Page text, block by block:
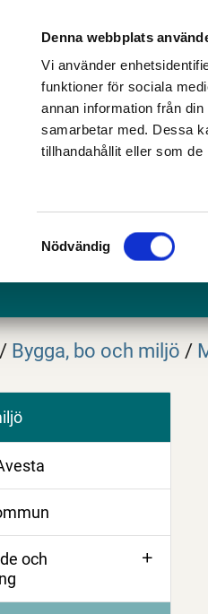
Denna webbplats
Vi använder
funktioner för sociala
annan information från
samarbetar med. Dessa
tillhandahållit eller som
Samtyckesval
Nödvändig
/ Bygga, bo och miljö /
och